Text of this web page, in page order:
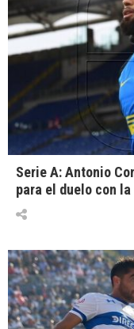
Serie A: Antonio
para el duelo con